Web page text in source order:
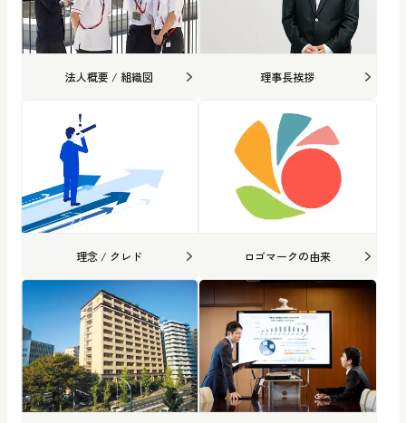
法人概要 / 組織図 理事長挨拶
理念 / クレド ロゴマークの由来